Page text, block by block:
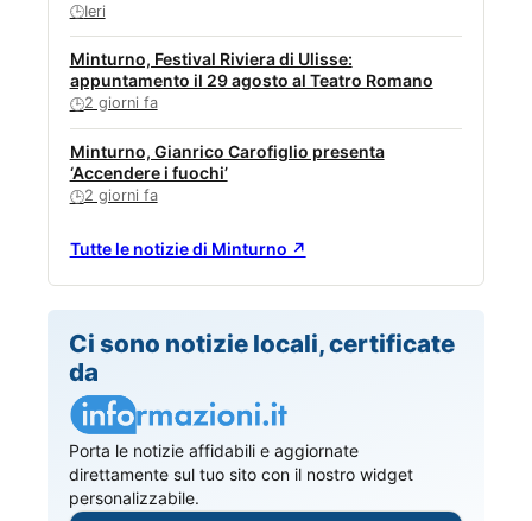
🕒Ieri
Minturno, Festival Riviera di Ulisse:
appuntamento il 29 agosto al Teatro Romano
🕒2 giorni fa
Minturno, Gianrico Carofiglio presenta
‘Accendere i fuochi’
🕒2 giorni fa
Tutte le notizie di Minturno ↗
Ci sono notizie locali, certificate
da
Porta le notizie affidabili e aggiornate
direttamente sul tuo sito con il nostro widget
personalizzabile.